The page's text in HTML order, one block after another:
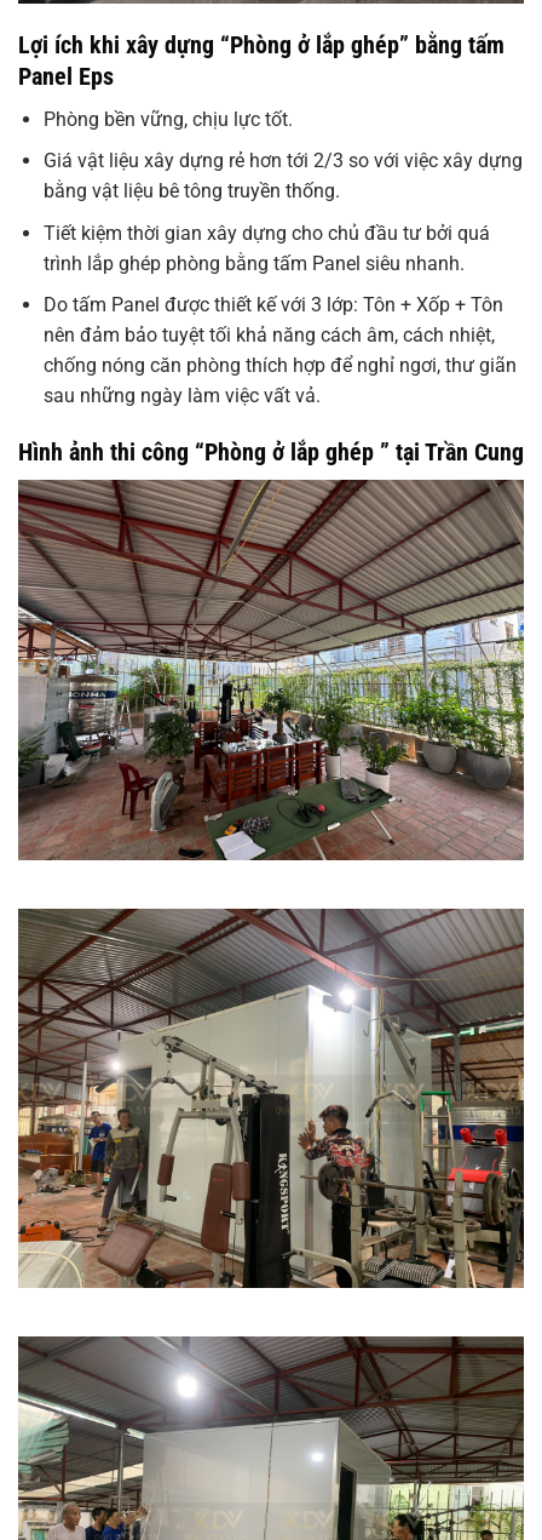
Lợi ích khi xây dựng “Phòng ở lắp ghép” bằng tấm
Panel Eps
Phòng bền vững, chịu lực tốt.
Giá vật liệu xây dựng rẻ hơn tới 2/3 so với việc xây dựng
bằng vật liệu bê tông truyền thống.
Tiết kiệm thời gian xây dựng cho chủ đầu tư bởi quá
trình lắp ghép phòng bằng tấm Panel siêu nhanh.
Do tấm Panel được thiết kế với 3 lớp: Tôn + Xốp + Tôn
nên đảm bảo tuyệt tối khả năng cách âm, cách nhiệt,
chống nóng căn phòng thích hợp để nghỉ ngơi, thư giãn
sau những ngày làm việc vất vả.
Hình ảnh thi công “Phòng ở lắp ghép ” tại Trần Cung